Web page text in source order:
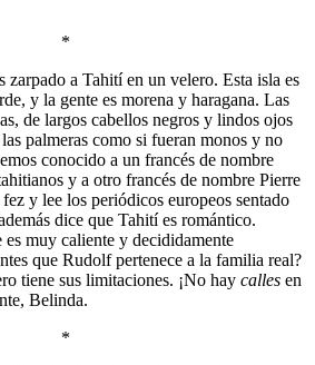
*
a Tahití en un velero. Esta isla es
y la gente es morena y haragana. Las
de largos cabellos negros y lindos ojos
palmeras como si fueran monos y no
conocido a un francés de nombre
y a otro francés de nombre Pierre
y lee los periódicos europeos sentado
dice que Tahití es romántico.
muy caliente y decididamente
que Rudolf pertenece a la familia real?
tiene sus limitaciones. ¡No hay calles en
Belinda.
*